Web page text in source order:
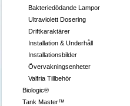
Bakteriedödande Lampor
Ultraviolett Dosering
Driftkaraktärer
Installation & Underhåll
Installationsbilder
Övervakningsenheter
Valfria Tillbehör
Biologic®
Tank Master™